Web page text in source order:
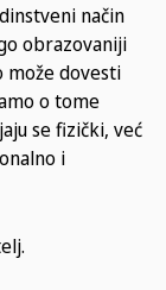
način
obrazovaniji
može dovesti
o tome
se fizički, već
i